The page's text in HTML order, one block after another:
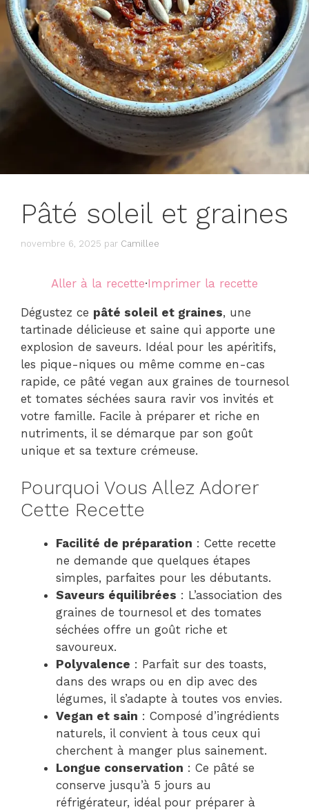
Pâté soleil et graines
novembre 6, 2025 par Camillee
Aller à la recette·Imprimer la recette
Dégustez ce pâté soleil et graines, une
tartinade délicieuse et saine qui apporte une
explosion de saveurs. Idéal pour les apéritifs,
les pique-niques ou même comme en-cas
rapide, ce pâté vegan aux graines de tournesol
et tomates séchées saura ravir vos invités et
votre famille. Facile à préparer et riche en
nutriments, il se démarque par son goût
unique et sa texture crémeuse.
Pourquoi Vous Allez Adorer
Cette Recette
Facilité de préparation : Cette recette
ne demande que quelques étapes
simples, parfaites pour les débutants.
Saveurs équilibrées : L’association des
graines de tournesol et des tomates
séchées offre un goût riche et
savoureux.
Polyvalence : Parfait sur des toasts,
dans des wraps ou en dip avec des
légumes, il s’adapte à toutes vos envies.
Vegan et sain : Composé d’ingrédients
naturels, il convient à tous ceux qui
cherchent à manger plus sainement.
Longue conservation : Ce pâté se
conserve jusqu’à 5 jours au
réfrigérateur, idéal pour préparer à